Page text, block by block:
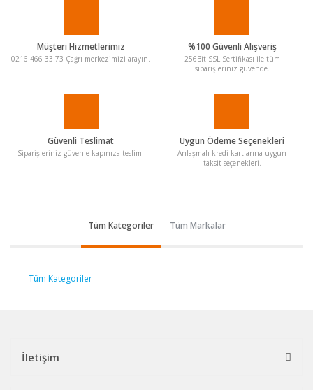
Müşteri Hizmetlerimiz
0216 466 33 73 Çağrı merkezimizi arayın.
%100 Güvenli Alışveriş
256Bit SSL Sertifikası ile tüm
siparişleriniz güvende.
Güvenli Teslimat
Siparişleriniz güvenle kapınıza teslim.
Uygun Ödeme Seçenekleri
Anlaşmalı kredi kartlarına uygun
taksit seçenekleri.
Tüm Kategoriler Tüm Markalar
Tüm Kategoriler
İletişim